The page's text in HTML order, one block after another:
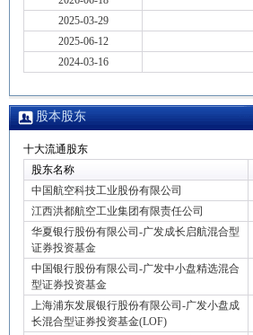
2025-03-29
2025-06-12
2024-03-16
股本股东
十大流通股东
股东名称
中国航空科技工业股份有限公司
江西洪都航空工业集团有限责任公司
华夏银行股份有限公司-广发成长启航混合型
证券投资基金
中国银行股份有限公司-广发中小盘精选混合
型证券投资基金
上海浦东发展银行股份有限公司-广发小盘成
长混合型证券投资基金(LOF)